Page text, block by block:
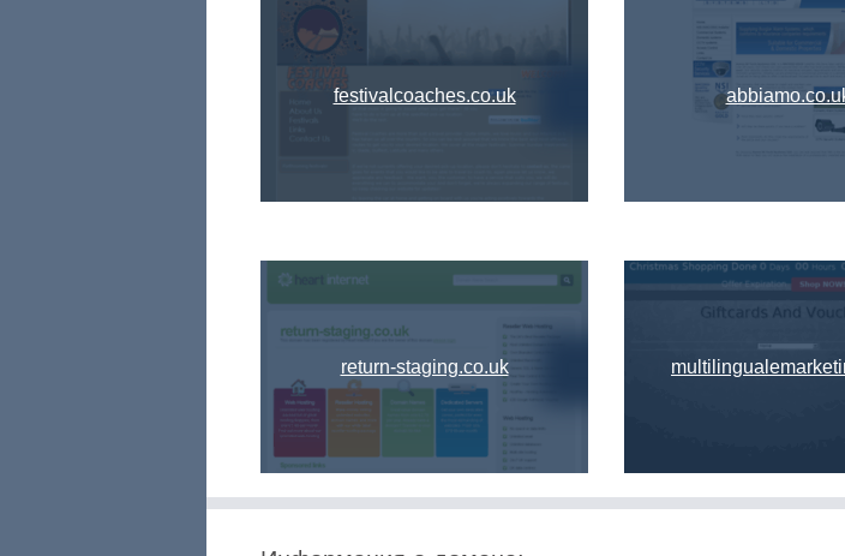
festivalcoaches.co.uk
return-staging.co.uk